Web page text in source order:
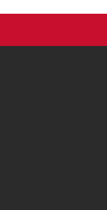
schwarz,
dunkel,